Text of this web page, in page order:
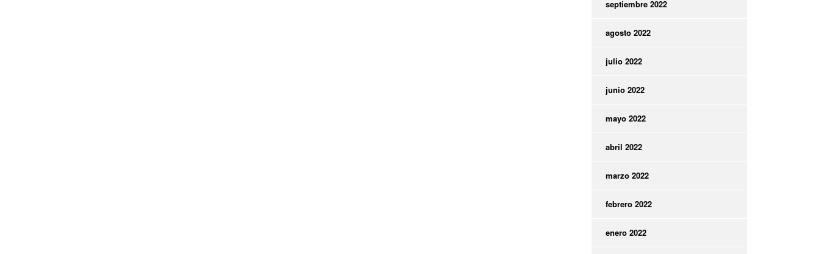
septiembre 2022
agosto 2022
julio 2022
junio 2022
mayo 2022
abril 2022
marzo 2022
febrero 2022
enero 2022